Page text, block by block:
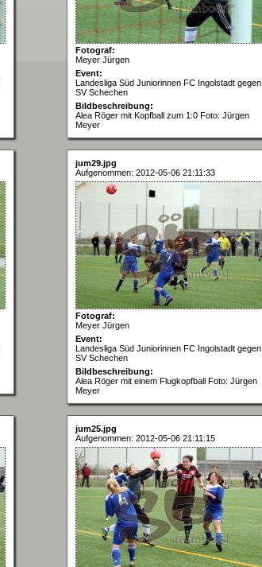
Fotograf:
Meyer Jürgen
Event:
Landesliga Süd Juniorinnen FC Ingolstadt gegen
SV Schechen
Bildbeschreibung:
Alea Röger mit Kopfball zum 1:0 Foto: Jürgen
Meyer
jum29.jpg
Aufgenommen: 2012-05-06 21:11:33
Fotograf:
Meyer Jürgen
Event:
Landesliga Süd Juniorinnen FC Ingolstadt gegen
SV Schechen
Bildbeschreibung:
Alea Röger mit einem Flugkopfball Foto: Jürgen
Meyer
jum25.jpg
Aufgenommen: 2012-05-06 21:11:15